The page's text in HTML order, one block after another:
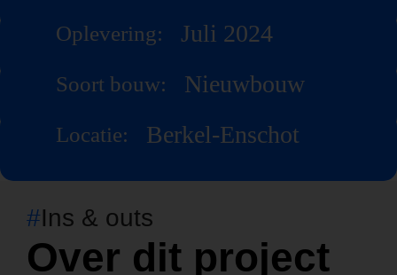
Oplevering: Juli 2024
Soort bouw: Nieuwbouw
Locatie: Berkel-Enschot
#Ins & outs
Over dit project